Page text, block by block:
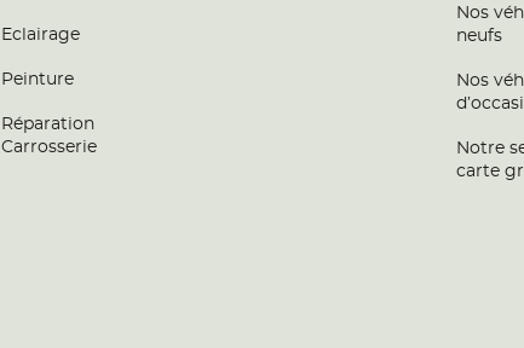
Eclairage
Peinture
Réparation
Carrosserie
Nos
neufs
Nos
Notre
carte